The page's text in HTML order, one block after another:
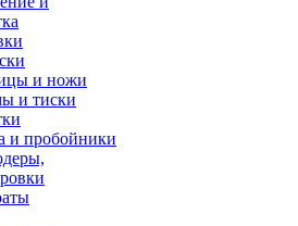
и ножи
и тиски
и пробойники